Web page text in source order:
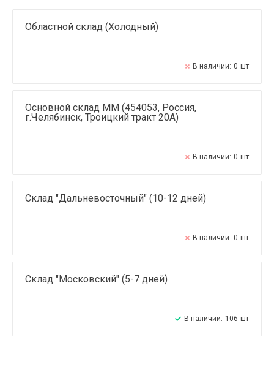
Областной склад (Холодный)
В наличии: 0 шт
Основной склад ММ (454053, Россия,
г.Челябинск, Троицкий тракт 20А)
В наличии: 0 шт
Склад "Дальневосточный" (10-12 дней)
В наличии: 0 шт
Склад "Московский" (5-7 дней)
В наличии: 106 шт